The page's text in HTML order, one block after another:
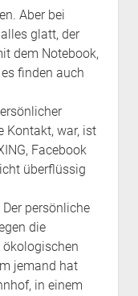
Aber bei
glatt, der
dem Notebook,
finden auch
Kontakt, war, ist
Facebook
überflüssig
persönliche
die
jemand hat
in einem